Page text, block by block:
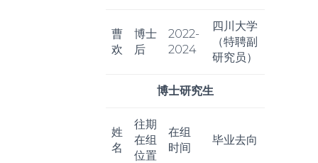
曹
欢
博士
后
2022-
2024
四川大学
（特聘副
研究员）
博士研究生
姓
名
往期
在组
位置
在组
时间
毕业去向